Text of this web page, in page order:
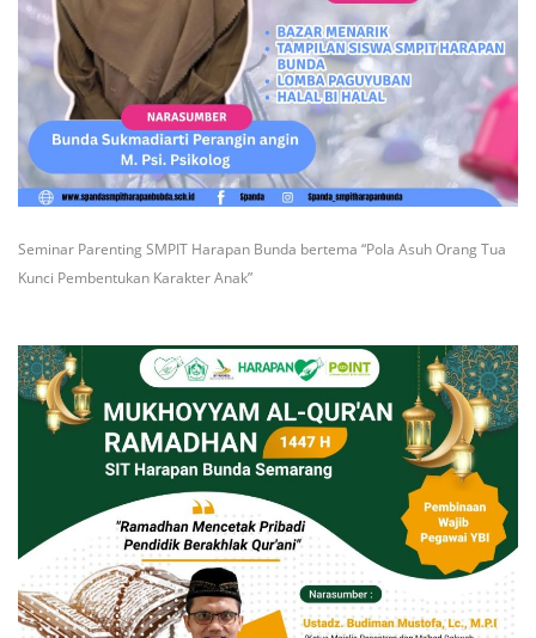
Seminar Parenting SMPIT Harapan Bunda bertema “Pola Asuh Orang Tua
Kunci Pembentukan Karakter Anak”